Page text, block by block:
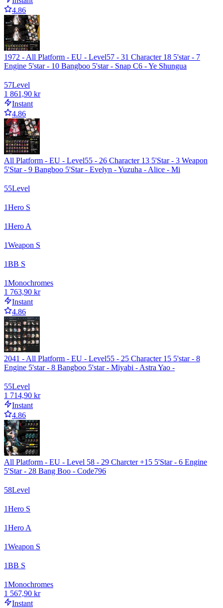
4.86
1972 - All Platform - EU - Level57 - 31 Character 18 5'star - 7
Engine 5'star - 10 Bangboo 5'star - Snap C6 - Ye Shungua
57Level
1 861,90 kr
Instant
4.86
All Platform - EU - Level55 - 26 Character 13 5'Star - 3 Weapon
5'Star - 9 Bangboo 5'Star - Evelyn - Yuzuha - Alice - Mi
55Level
1Hero S
1Hero A
1Weapon S
1BB S
1Monochromes
1 763,90 kr
Instant
4.86
2041 - All Platform - EU - Level55 - 25 Character 15 5'star - 8
Engine 5'star - 8 Bangboo 5'star - Miyabi - Astra Yao -
55Level
1 714,90 kr
Instant
4.86
All Platform - EU - Level 58 - 29 Charcter +15 5'Star - 6 Engine
5'Star - 28 Bang Boo - Code796
58Level
1Hero S
1Hero A
1Weapon S
1BB S
1Monochromes
1 567,90 kr
Instant